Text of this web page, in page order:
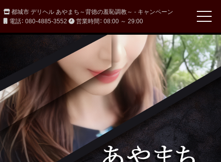
都城市 デリヘル あやまち～背徳の羞恥調教～ - キャンペーン
電話： 080-4885-3552
営業時間： 08:00 ～ 29:00